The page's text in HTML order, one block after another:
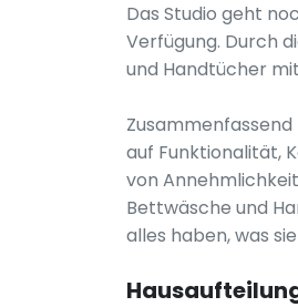
Das Studio geht
Verfügung. Durch
und Handtücher
Zusammenfassend
auf Funktionalität,
von
Bettwäsche und
alles haben, was